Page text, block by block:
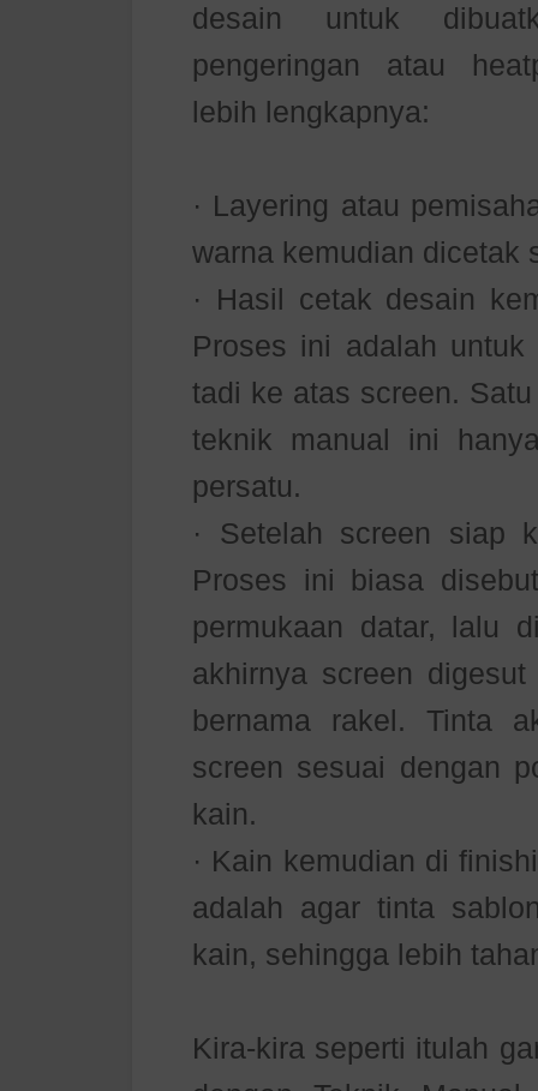
desain untuk
pengeringan atau
lebih lengkapnya:
· Layering atau
warna kemudian dicetak
· Hasil cetak desain
Proses ini adalah untuk
tadi ke atas screen.
teknik manual ini
persatu.
· Setelah screen siap
Proses ini biasa
permukaan datar, lalu
akhirnya screen
bernama rakel. Tinta
screen sesuai dengan
kain.
· Kain kemudian di
adalah agar tinta
kain, sehingga lebih
Kira-kira seperti itulah